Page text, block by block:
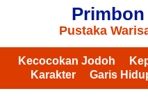
Pustaka
Kecocokan Jodoh
Karakter
Garis